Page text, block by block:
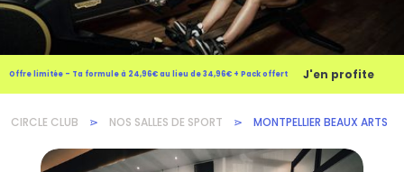
Offre limitée - Ta formule à 24,96€ au lieu de 34,96€ + Pack offert J'en profite
CIRCLE CLUB ⋗ NOS SALLES DE SPORT ⋗ MONTPELLIER BEAUX ARTS